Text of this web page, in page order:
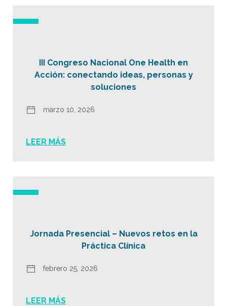
III Congreso Nacional One Health en
Acción: conectando ideas, personas y
soluciones
marzo 10, 2026
LEER MÁS
Jornada Presencial – Nuevos retos en la
Práctica Clínica
febrero 25, 2026
LEER MÁS